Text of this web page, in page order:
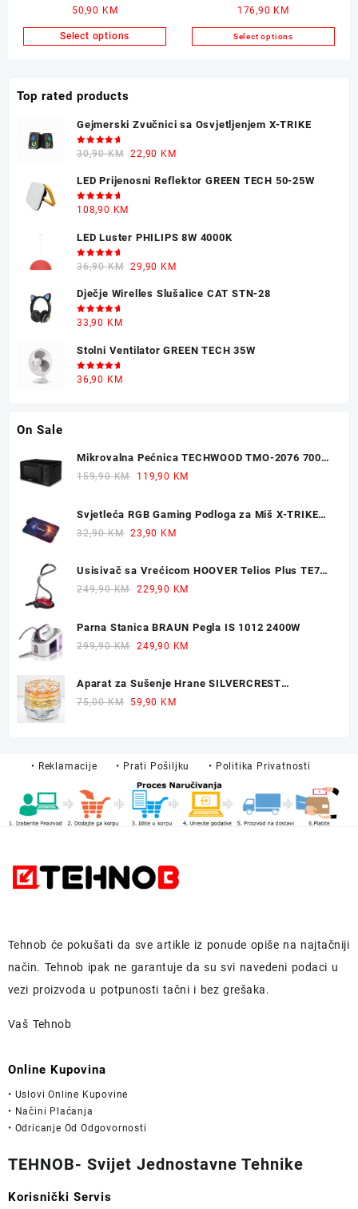
1xE14
50,90 KM
Select options
CROSS Black 54x150cm
6xE27
176,90 KM
Select options
Top rated products
Gejmerski Zvučnici sa Osvjetljenjem X-TRIKE
Ocjenjeno
5.00 od 5
30,90KM Original
was:
22,90 KMCurrent
is:
LED Prijenosni Reflektor GREEN TECH 50-25W
Ocjenjeno
5.00od 5
108,90 KM
LED Luster PHILIPS 8W 4000K
Ocjenjeno
5.00 od 5
36,90KM Original
was:
29,90 KMCurrent
is:
Dječje Wirelles Slušalice CAT STN-28
Ocjenjeno
5.00 od 5
33,90 KM
Stolni Ventilator GREEN TECH 35W
Ocjenjeno
5.00 od 5
36,90 KM
On Sale
Mikrovalna Pećnica TECHWOOD TMO-2076 700W
20L
159,90KM
Original
was:
119,90 KM
is:
Svjetleća RGB Gaming Podloga za Miš X-TRIKE
77x30cm
32,90KM Original
was:
23,90 KMCurrent
Usisivač sa Vrećicom HOOVER Telios Plus TE70
700W
249,90KM Original
was:
229,90 KM
is:
Parna Stanica BRAUN Pegla IS 1012 2400W
299,90KM Original
was:
249,90 KM
Aparat za Sušenje Hrane SILVERCREST
Dehidrator 350W
75,00KM
Original
59,90 KMCurrent
• Reklamacije
• Prati Pošiljku • Politika Privatnosti
Tehnob će pokušati da sve artikle iz ponude opiše na najtačniji
način. Tehnob ipak ne garantuje da su svi navedeni podaci u
vezi proizvoda u potpunosti tačni i bez grešaka.
Vaš Tehnob
Online Kupovina
• Uslovi Online Kupovine
• Načini Plaćanja
• Odricanje Od Odgovornosti
TEHNOB- Svijet Jednostavne Tehnike
Korisnički Servis